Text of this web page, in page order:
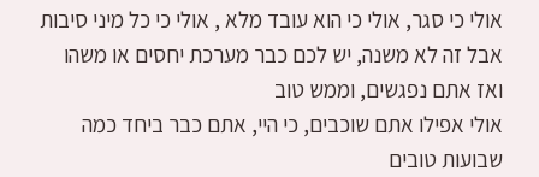
אולי כי סגר, אולי כי הוא עובד מלא , אולי כי כל מיני סיבות
אבל זה לא משנה, יש לכם כבר מערכת יחסים או משהו
ואז אתם נפגשים, וממש טוב
אולי אפילו אתם שוכבים, כי היי, אתם כבר ביחד כמה
שבועות טובים